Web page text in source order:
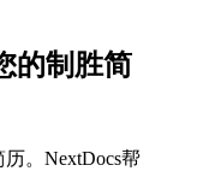
的制胜简
。NextDocs帮